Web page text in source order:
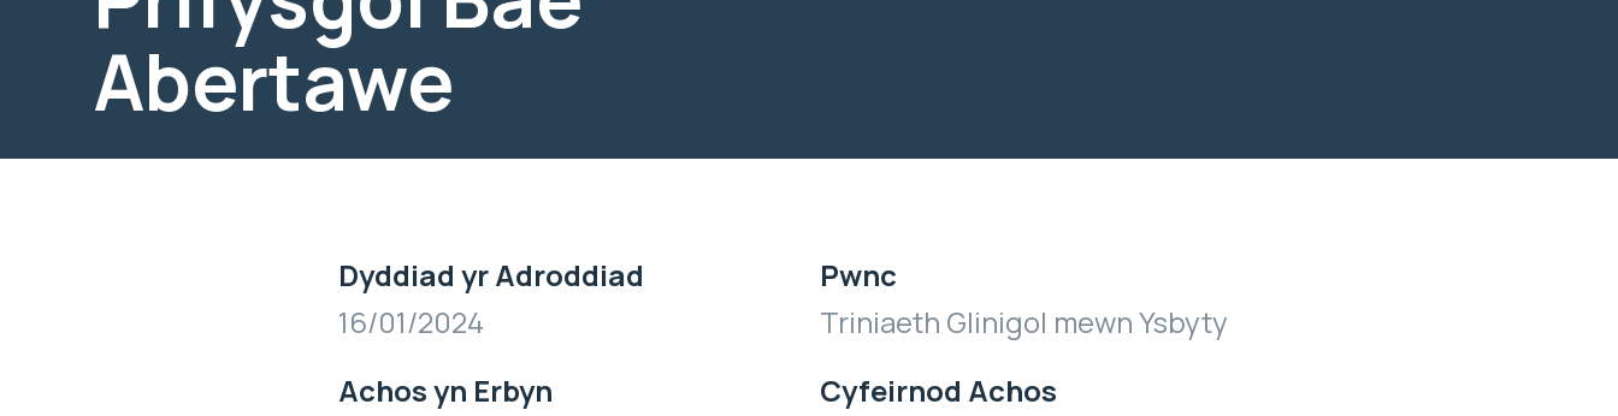
Abertawe
Dyddiad yr Adroddiad
16/01/2024
Achos yn Erbyn
Pwnc
Triniaeth Glinigol mewn Ysbyty
Cyfeirnod Achos